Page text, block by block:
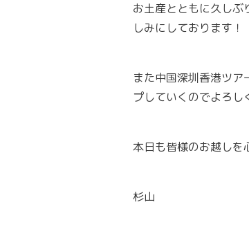
お土産とともに久しぶ
しみにしております！
また中国深圳香港ツ
プしていくのでよろし
本日も皆様のお越しを
杉山